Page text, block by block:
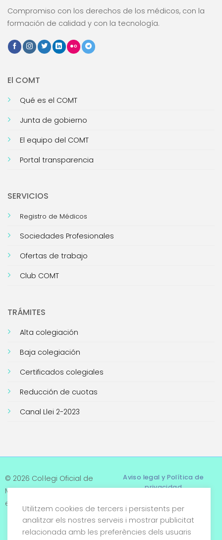
Compromiso con los derechos de los médicos, con la
formación de calidad y con la tecnología.
El COMT
Qué es el COMT
Junta de gobierno
El equipo del COMT
Portal transparencia
SERVICIOS
Registro de Médicos
Sociedades Profesionales
Ofertas de trabajo
Club COMT
TRÁMITES
Alta colegiación
Baja colegiación
Certificados colegiales
Reducción de cuotas
Canal Llei 2-2023
© 2026 Col·legi Oficial de
Metges de Tarragona. Tots
els drets reservats
Aviso legal y Política de
privacidad
Términos y condiciones
Política de cookies
Utilitzem cookies de tercers i persistents per
analitzar els nostres serveis i mostrar publicitat
relacionada amb les preferències dels usuaris